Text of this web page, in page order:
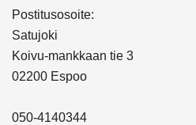
Postitusosoite:
Satujoki
Koivu-mankkaan tie 3
02200 Espoo
050-4140344